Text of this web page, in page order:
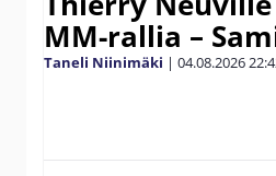
MM-rallia –
Taneli Niinimäki | 04.08.2026